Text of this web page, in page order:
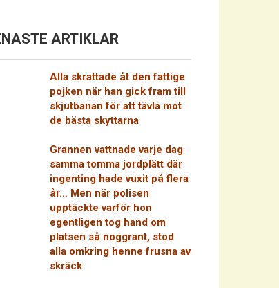
ARTIKLAR
Alla skrattade åt den fattige
pojken när han gick fram till
skjutbanan för att tävla mot
de bästa skyttarna
Grannen vattnade varje dag
samma tomma jordplätt där
ingenting hade vuxit på flera
år… Men när polisen
upptäckte varför hon
egentligen tog hand om
platsen så noggrant, stod
alla omkring henne frusna av
skräck